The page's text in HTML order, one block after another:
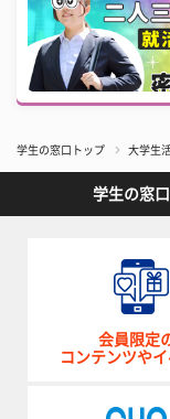
学生の窓口トップ 大学生
学生の窓
会員限定
コンテンツや